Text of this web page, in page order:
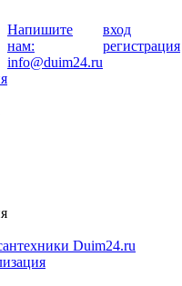
Напишите
нам:
info@duim24.ru
вход
регистрация